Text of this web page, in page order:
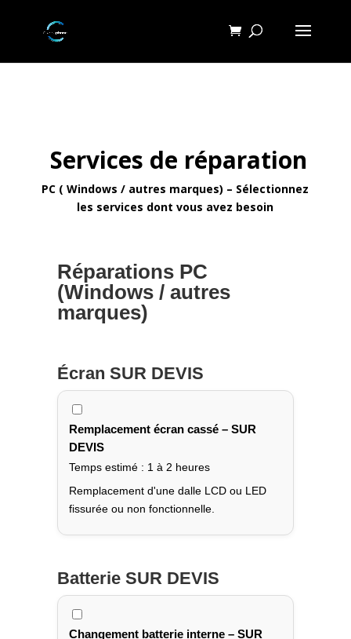
Services de réparation
PC ( Windows / autres marques) – Sélectionnez
les services dont vous avez besoin
Réparations PC
(Windows / autres
marques)
Écran SUR DEVIS
Remplacement écran cassé – SUR
DEVIS
Temps estimé : 1 à 2 heures
Remplacement d'une dalle LCD ou LED
fissurée ou non fonctionnelle.
Batterie SUR DEVIS
Changement batterie interne – SUR